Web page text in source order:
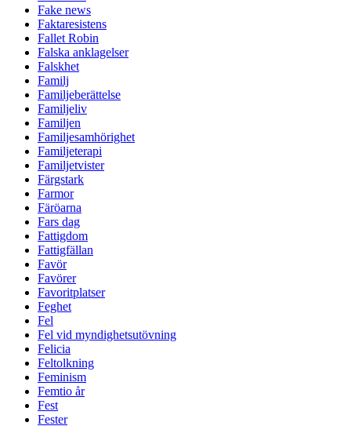
Fake news
Faktaresistens
Fallet Robin
Falska anklagelser
Falskhet
Familj
Familjeberättelse
Familjeliv
Familjen
Familjesamhörighet
Familjeterapi
Familjetvister
Färgstark
Farmor
Färöarna
Fars dag
Fattigdom
Fattigfällan
Favör
Favörer
Favoritplatser
Feghet
Fel
Fel vid myndighetsutövning
Felicia
Feltolkning
Feminism
Femtio år
Fest
Fester